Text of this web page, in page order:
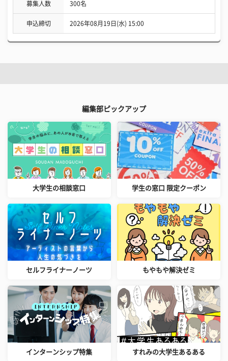
募集人数 300名
申込締切 2026年08月19日(水) 15:00
編集部ピックアップ
大学生の相談窓口 学生の窓口 限定クーポン
セルフライナーノーツ もやもや解決ゼミ
インターンシップ特集 すれみの大学生あるある